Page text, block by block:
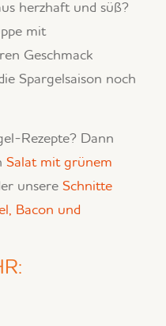
herzhaft und süß?
mit
Geschmack
Spargelsaison noch
Rezepte? Dann
Salat mit grünem
unsere Schnitte
Bacon und